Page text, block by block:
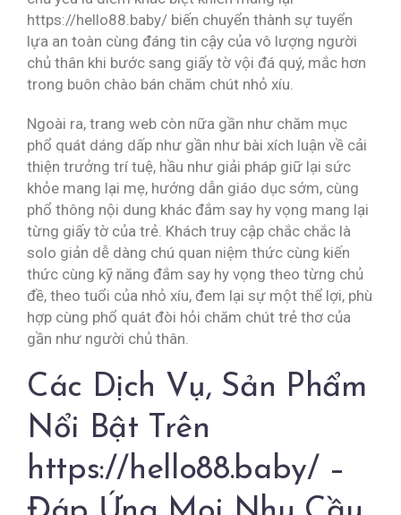
https://hello88.baby/ biến chuyển thành sự tuyển
lựa an toàn cùng đáng tin cậy của vô lượng người
chủ thân khi bước sang giấy tờ vội đá quý, mắc hơn
trong buôn chào bán chăm chút nhỏ xíu.
Ngoài ra, trang web còn nữa gần như chăm mục
phổ quát dáng dấp như gần như bài xích luận về cải
thiện trưởng trí tuệ, hầu như giải pháp giữ lại sức
khỏe mang lại mẹ, hướng dẫn giáo dục sớm, cùng
phổ thông nội dung khác đắm say hy vọng mang lại
từng giấy tờ của trẻ. Khách truy cập chắc chắc là
solo giản dễ dàng chú quan niệm thức cùng kiến
thức cùng kỹ năng đắm say hy vọng theo từng chủ
đề, theo tuổi của nhỏ xíu, đem lại sự một thể lợi, phù
hợp cùng phổ quát đòi hỏi chăm chút trẻ thơ của
gần như người chủ thân.
Các Dịch Vụ, Sản Phẩm
Nổi Bật Trên
https://hello88.baby/ –